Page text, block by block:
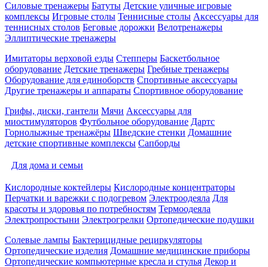
Силовые тренажеры Батуты Детские уличные игровые
комплексы Игровые столы Теннисные столы Аксессуары для
теннисных столов Беговые дорожки Велотренажеры
Эллиптические тренажеры
Имитаторы верховой езды Степперы Баскетбольное
оборудование Детские тренажеры Гребные тренажеры
Оборудование для единоборств Спортивные аксессуары
Другие тренажеры и аппараты Спортивное оборудование
Грифы, диски, гантели Мячи Аксессуары для
миостимуляторов Футбольное оборудование Дартс
Горнолыжные тренажёры Шведские стенки Домашние
детские спортивные комплексы Сапборды
Для дома и семьи
Кислородные коктейлеры Кислородные концентраторы
Перчатки и варежки с подогревом Электроодеяла Для
красоты и здоровья по потребностям Термоодеяла
Электропростыни Электрогрелки Ортопедические подушки
Солевые лампы Бактерицидные рециркуляторы
Ортопедические изделия Домашние медицинские приборы
Ортопедические компьютерные кресла и стулья Декор и